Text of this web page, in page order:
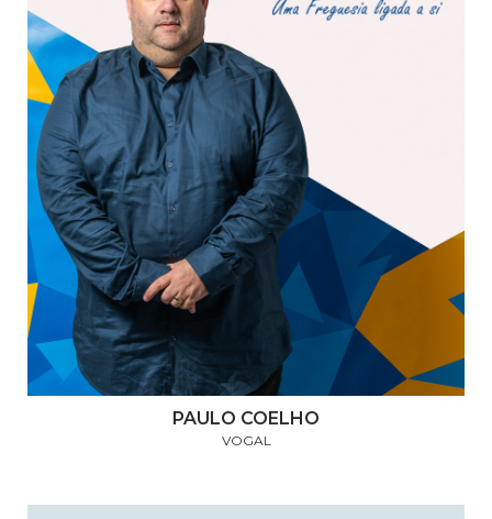
PAULO COELHO
VOGAL